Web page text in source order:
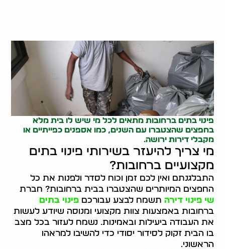
פינוי בתים ברחובות מתאים לכל מי שיש לו בית מלא
בחפצים שהצטברו עם השנים, כמו אספנים כפייתיים או
מקבלי דירות ירושה.
מי צריך להיעזר בשירותי פינוי בתים
מקצועיים ברחובות?
התבלגנתם ואין לכם זמן וכוח לסדר ולפנות את כל
החפצים המיותרים שהצטברו בבית ברחובות? חברת
שי פינוי דירה תשמח לבצע עבורכםפינוי בתים
ברחובות באמצעות צוות מקצועי ומנוסה שיודע לעשות
את העבודה ביעילות ובאמינות. נשמח לעזור בכל מצב
בו הבית זקוק לסידור יסודי כדי להשיבו למראהו
הראשוני.